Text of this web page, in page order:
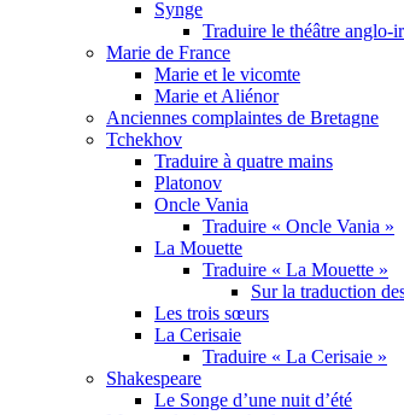
Synge
Traduire le théâtre anglo-
Marie de France
Marie et le vicomte
Marie et Aliénor
Anciennes complaintes de Bretagne
Tchekhov
Traduire à quatre mains
Platonov
Oncle Vania
Traduire « Oncle Vania »
La Mouette
Traduire « La Mouette »
Sur la traduction
Les trois sœurs
La Cerisaie
Traduire « La Cerisaie »
Shakespeare
Le Songe d’une nuit d’été